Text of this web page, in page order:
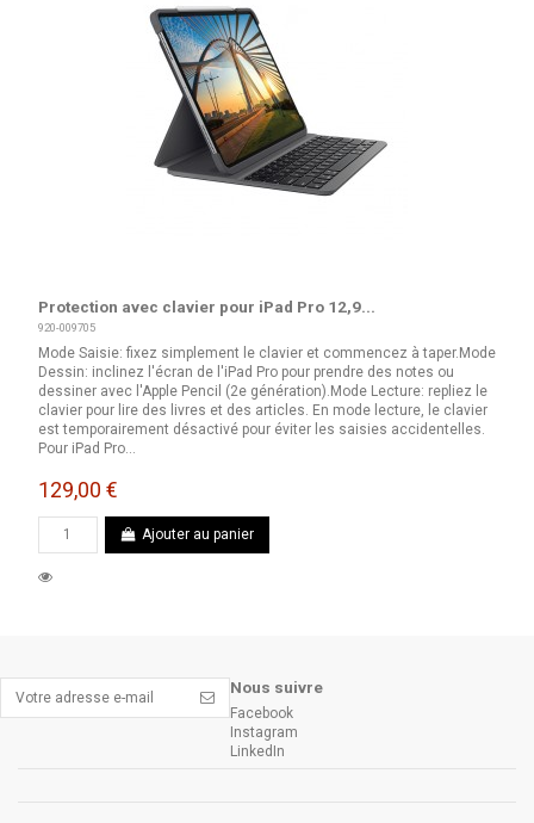
Protection avec clavier pour iPad Pro 12,9...
920-009705
Mode Saisie: fixez simplement le clavier et commencez à taper.Mode
Dessin: inclinez l'écran de l'iPad Pro pour prendre des notes ou
dessiner avec l'Apple Pencil (2e génération).Mode Lecture: repliez le
clavier pour lire des livres et des articles. En mode lecture, le clavier
est temporairement désactivé pour éviter les saisies accidentelles.
Pour iPad Pro...
129,00 €
Ajouter au panier
Nous suivre
Facebook
Instagram
LinkedIn